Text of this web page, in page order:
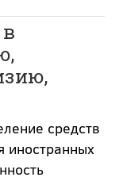
средств
иностранных